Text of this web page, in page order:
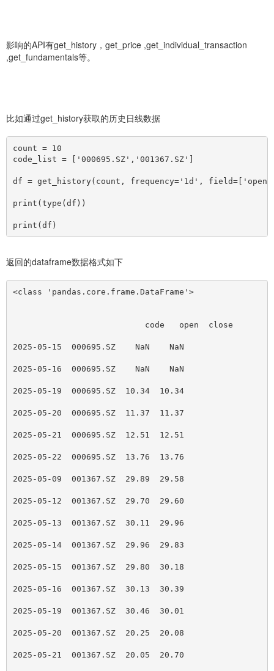
影响的API有get_history，get_price ,get_individual_transaction
,get_fundamentals等。
比如通过get_history获取的历史日线数据
count = 10
code_list =
[ '000695.SZ','001367.SZ']
df = get_history(count, frequency='1d', field=[
print(type(df))
print(df)
返回的dataframe数据格式如下
<class 'pandas.core.frame.DataFrame'>
			   code   open  close
2025-05-15  000695.SZ    NaN    NaN
2025-05-16  000695.SZ    NaN    NaN
2025-05-19  000695.SZ  10.34  10.34
2025-05-20  000695.SZ  11.37  11.37
2025-05-21  000695.SZ  12.51  12.51
2025-05-22  000695.SZ  13.76  13.76
2025-05-09  001367.SZ  29.89  29.58
2025-05-12  001367.SZ  29.70  29.60
2025-05-13  001367.SZ  30.11  29.96
2025-05-14  001367.SZ  29.96  29.83
2025-05-15  001367.SZ  29.80  30.18
2025-05-16  001367.SZ  30.13  30.39
2025-05-19  001367.SZ  30.46  30.01
2025-05-20  001367.SZ  20.25  20.08
2025-05-21  001367.SZ  20.05  20.70